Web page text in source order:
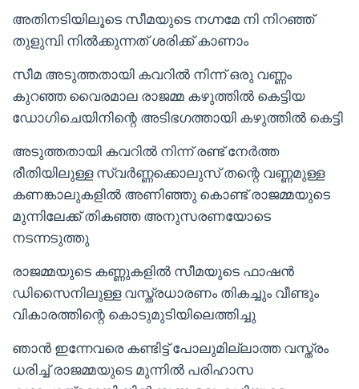
അതിനടിയിലൂടെ സീമയുടെ നഗ്നമേ നി നിറഞ്ഞ്
തുളുമ്പി നിൽക്കുന്നത് ശരിക്ക് കാണാം
സീമ അടുത്തതായി കവറിൽ നിന്ന് ഒരു വണ്ണം
കുറഞ്ഞ വൈരമാല രാജമ്മ കഴുത്തിൽ കെട്ടിയ
ഡോഗിചെയിനിന്റെ അടിഭഗത്തായി കഴുത്തിൽ കെട്ടി
അടുത്തതായി കവറിൽ നിന്ന് രണ്ട് നേർത്ത
രീതിയിലുള്ള സ്വർണ്ണക്കൊലുസ് തന്റെ വണ്ണമുള്ള
കണങ്കാലുകളിൽ അണിഞ്ഞു കൊണ്ട് രാജമ്മയുടെ
മുന്നിലേക്ക് തികഞ്ഞ അനുസരണയോടെ
നടന്നടുത്തു
രാജമ്മയുടെ കണ്ണുകളിൽ സീമയുടെ ഫാഷൻ
ഡിസൈനിലുള്ള വസ്ത്രധാരണം തികച്ചും വീണ്ടും
വികാരത്തിന്റെ കൊടുമുടിയിലെത്തിച്ചു
ഞാൻ ഇന്നേവരെ കണ്ടിട്ട് പോലുമില്ലാത്ത വസ്ത്രം
ധരിച്ച് രാജമ്മയുടെ മുന്നിൽ പരിഹാസ